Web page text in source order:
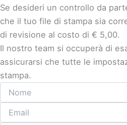
Se desideri un controllo da
che il tuo file di stampa sia
di revisione al costo di € 5,00.
Il nostro team si occuperà di
assicurarsi che tutte le
stampa.